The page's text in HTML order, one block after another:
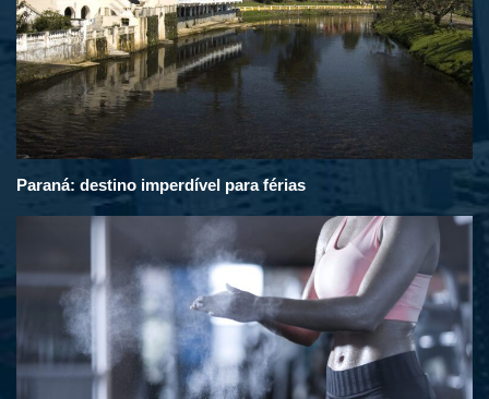
Paraná: destino imperdível para férias